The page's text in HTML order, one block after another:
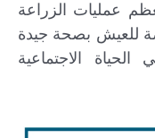
عمليات الزراعة
للعيش بصحة جيدة
الحياة الاجتماعية